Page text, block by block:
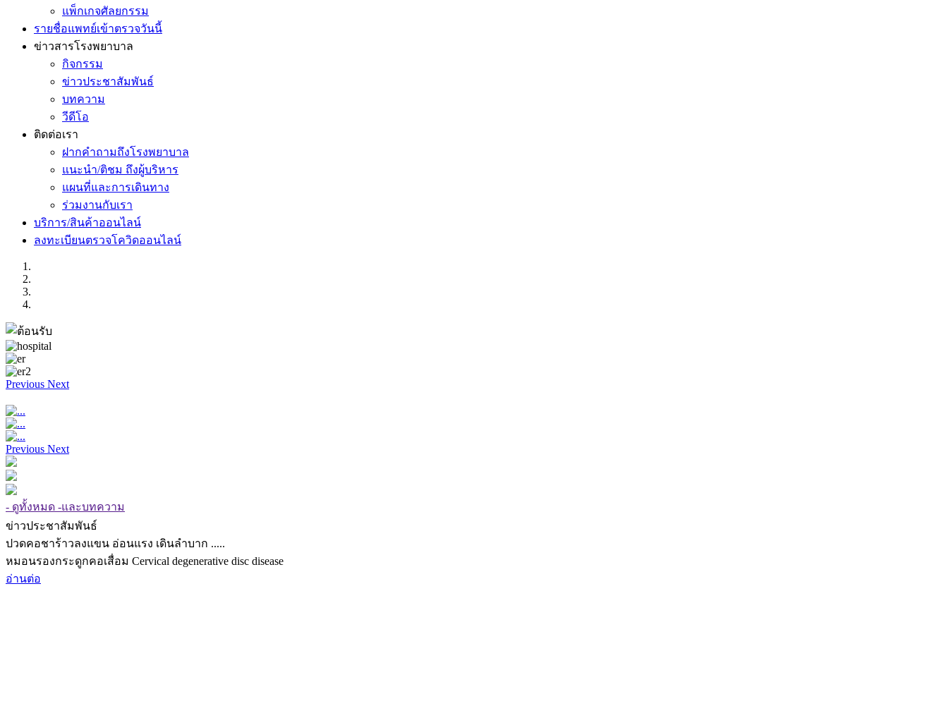
แพ็กเกจศัลยกรรม
รายชื่อแพทย์เข้าตรวจวันนี้
ข่าวสารโรงพยาบาล
กิจกรรม
ข่าวประชาสัมพันธ์
บทความ
วีดีโอ
ติดต่อเรา
ฝากคำถามถึงโรงพยาบาล
แนะนำ/ติชม ถึงผู้บริหาร
แผนที่และการเดินทาง
ร่วมงานกับเรา
บริการ/สินค้าออนไลน์
ลงทะเบียนตรวจโควิดออนไลน์
Previous Next
Previous Next
- ดูทั้งหมด -และบทความ
ข่าวประชาสัมพันธ์
ปวดคอชาร้าวลงแขน อ่อนแรง เดินลำบาก .....
หมอนรองกระดูกคอเสื่อม Cervical degenerative disc disease
อ่านต่อ